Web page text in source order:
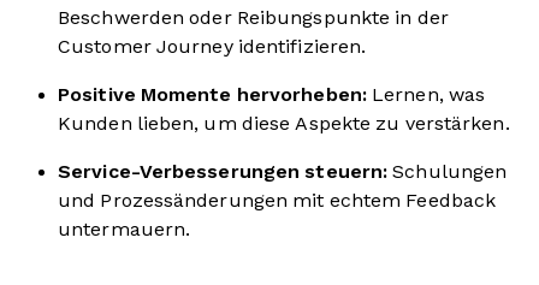
Beschwerden oder Reibungspunkte in der
Customer Journey identifizieren.
Positive Momente hervorheben:Lernen, was
Kunden lieben, um diese Aspekte zu verstärken.
Service-Verbesserungen steuern: Schulungen
und Prozessänderungen mit echtem Feedback
untermauern.